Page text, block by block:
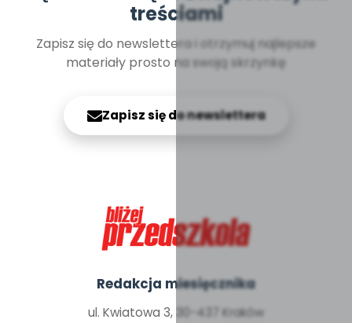
treściami
Zapisz się do newslettera i otrzymuj najlepsze
materiały prosto na swoją skrzynkę
Zapisz się do newslettera
Redakcja miesięcznika
ul. Kwiatowa 3, 30-437 Kraków